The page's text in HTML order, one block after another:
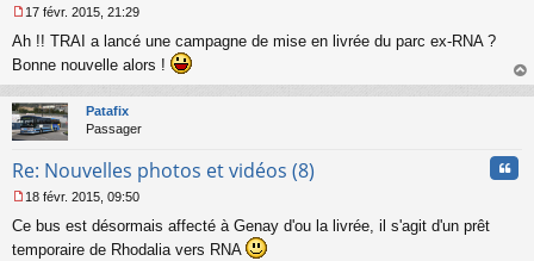
e
s
a
g
e
o
l
u
17 févr. 2015, 21:29
Ah !! TRAI a lancé une campagne de mise en livrée du parc ex-RNA ?
Bonne nouvelle alors !
au
Patafix
Passager
Re: Nouvelles photos et vidéos (8)
e
s
18 févr. 2015, 09:50
Ce bus est désormais affecté à Genay d'ou la livrée, il s'agit d'un prêt
temporaire de Rhodalia vers RNA